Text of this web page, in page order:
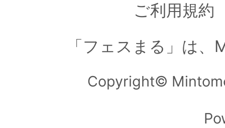
ご利用規約
「フェスまる」は
Copyright©